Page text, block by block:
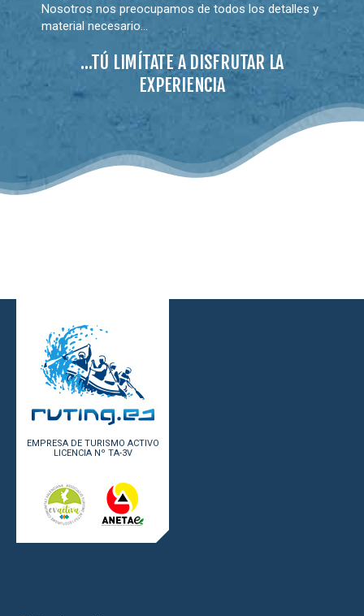
Nosotros nos preocupamos de todos los detalles y
material necesario…
…TÚ LIMÍTATE A DISFRUTAR LA
EXPERIENCIA
EMPRESA DE TURISMO ACTIVO
LICENCIA Nº TA-3V